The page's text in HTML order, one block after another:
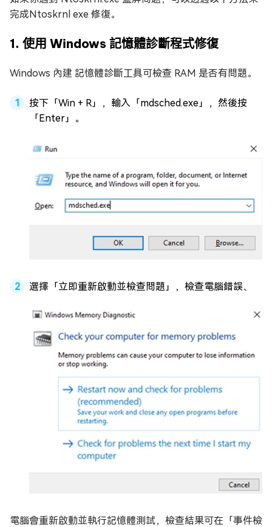
完成Ntoskrnl exe 修復。
1. 使用 Windows 記憶體診斷程式修復
Windows 內建 記憶體診斷工具可檢查 RAM 是否有問題。
按下「Win + R」，輸入「mdsched.exe」，然後按
「Enter」。
選擇「立即重新啟動並檢查問題」，檢查電腦錯誤、
電腦會重新啟動並執行記憶體測試，檢查結果可在「事件檢